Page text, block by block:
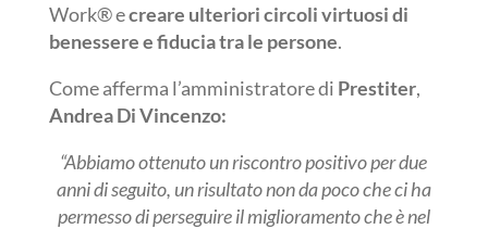
Work® ecreare ulteriori circoli virtuosi di
benessere e fiducia tra le persone.
Come afferma l’amministratore di Prestiter,
Andrea Di Vincenzo:
“Abbiamo ottenuto un riscontro positivo per due
anni di seguito, un risultato non da poco che ci ha
permesso di perseguire il miglioramento che è nel